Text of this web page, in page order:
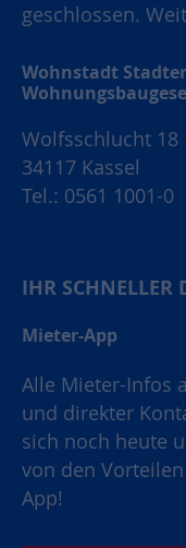
geschlossen.
Wohnstadt
Wolfsschlucht 18
34117 Kassel
Tel.: 0561 1001-0
IHR SCHNELLER
Mieter-App
Alle Mieter-Infos
und direkter
sich noch heute
von den
App!